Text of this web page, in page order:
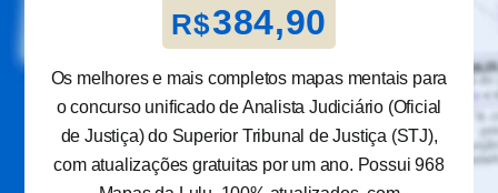
R$384,90
Os melhores e mais completos mapas mentais para
o concurso unificado de Analista Judiciário (Oficial
de Justiça) do Superior Tribunal de Justiça (STJ),
com atualizações gratuitas por um ano. Possui 968